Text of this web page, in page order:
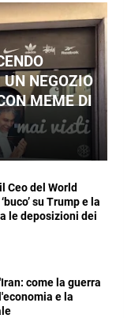
NEGOZIO
MEME DI
Ceo del World
su Trump e la
le deposizioni dei
come la guerra
e la